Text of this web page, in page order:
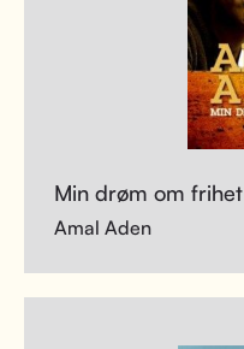
Min drøm om frihet
Amal Aden